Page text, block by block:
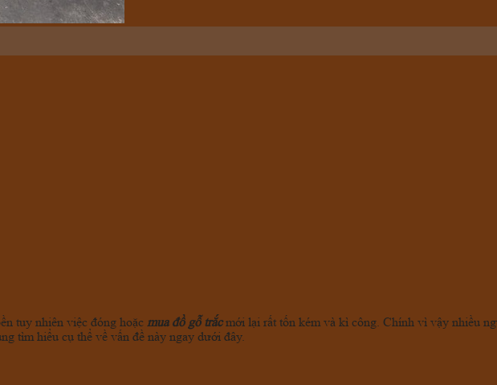
tuy nhiên việc đóng hoặc mua đồ gỗ trắcmới lại rất tốn kém và kì công. Chính vì vậy nhiều
tìm hiểu cụ thể về vấn đề này ngay dưới đây.